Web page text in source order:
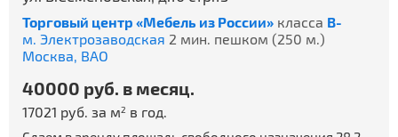
Торговый центр «Мебель из России» класса B-
м. Электрозаводская 2 мин. пешком (250 м.)
Москва, ВАО
40000 руб. в месяц.
17021 руб. за м2 в год.